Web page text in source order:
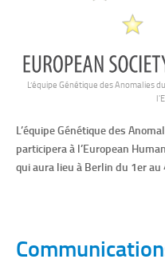
L’équipe Génétique des Anomalies
L’équipe Génétique des
participera à l’European
qui aura lieu à Berlin du 1er